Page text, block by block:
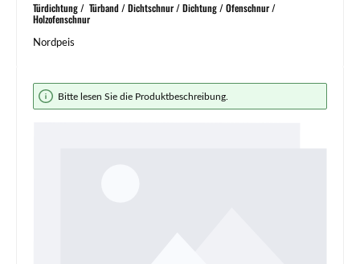
Türdichtung / Türband / Dichtschnur / Dichtung / Ofenschnur /
Holzofenschnur
Nordpeis
Bildergalerie überspringen
Bitte lesen Sie die Produktbeschreibung.